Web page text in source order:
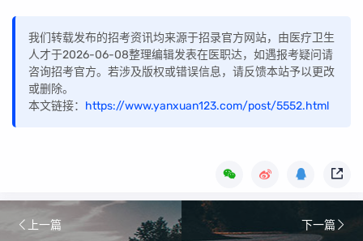
我们转载发布的招考资讯均来源于招录官方网站，由医疗卫生
人才于2026-06-08整理编辑发表在医职达，如遇报考疑问请
咨询招考官方。若涉及版权或错误信息，请反馈本站予以更改
或删除。
本文链接： https://www.yanxuan123.com/post/5552.html
上一篇 下一篇